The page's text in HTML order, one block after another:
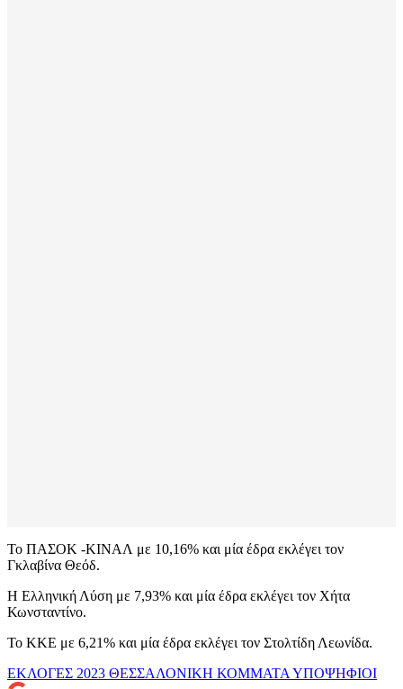
Το ΠΑΣΟΚ -ΚΙΝΑΛ με 10,16% και μία έδρα εκλέγει τον
Γκλαβίνα Θεόδ.
Η Ελληνική Λύση με 7,93% και μία έδρα εκλέγει τον Χήτα
Κωνσταντίνο.
Το ΚΚΕ με 6,21% και μία έδρα εκλέγει τον Στολτίδη Λεωνίδα.
ΕΚΛΟΓΕΣ 2023 ΘΕΣΣΑΛΟΝΙΚΗ ΚΟΜΜΑΤΑ ΥΠΟΨΗΦΙΟΙ